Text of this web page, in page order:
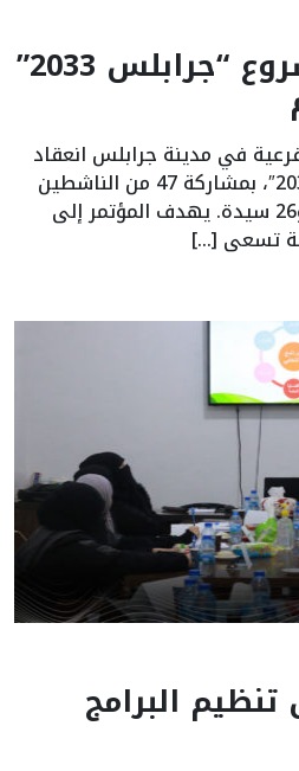
إطلاق رؤية مشروع “جرابلس 2033”
في مدينة جرابلس انعقاد
مؤتمر مشروع “جرابلس 2033″، بمشاركة 47 من الناشطين
المحليين، بينهم 21 رجلاً و26 سيدة. يهدف المؤتمر إلى
تسعى […]
البرامج